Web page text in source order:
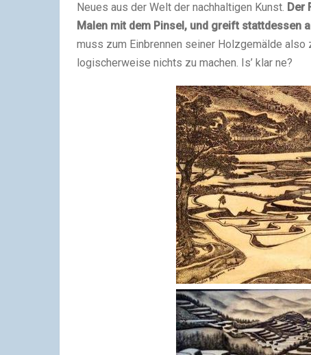
Neues aus der Welt der nachhaltigen Kunst. Der
Malen mit dem Pinsel, und greift stattdessen
muss zum Einbrennen seiner Holzgemälde
logischerweise nichts zu machen. Is’ klar ne?